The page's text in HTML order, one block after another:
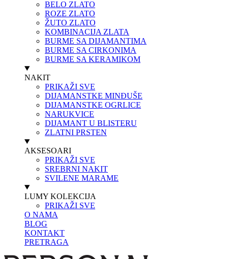
BELO ZLATO
ROZE ZLATO
ŽUTO ZLATO
KOMBINACIJA ZLATA
BURME SA DIJAMANTIMA
BURME SA CIRKONIMA
BURME SA KERAMIKOM
NAKIT
PRIKAŽI SVE
DIJAMANSTKE MINĐUŠE
DIJAMANSTKE OGRLICE
NARUKVICE
DIJAMANT U BLISTERU
ZLATNI PRSTEN
AKSESOARI
PRIKAŽI SVE
SREBRNI NAKIT
SVILENE MARAME
LUMY KOLEKCIJA
PRIKAŽI SVE
O NAMA
BLOG
KONTAKT
PRETRAGA